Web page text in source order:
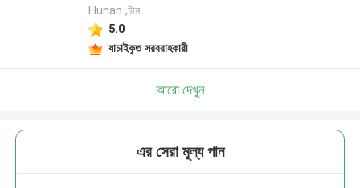
Hunan ,চীন
5.0
যাচাইকৃত সরবরাহকারী
আরো দেখুন
এর সেরা মূল্য পান